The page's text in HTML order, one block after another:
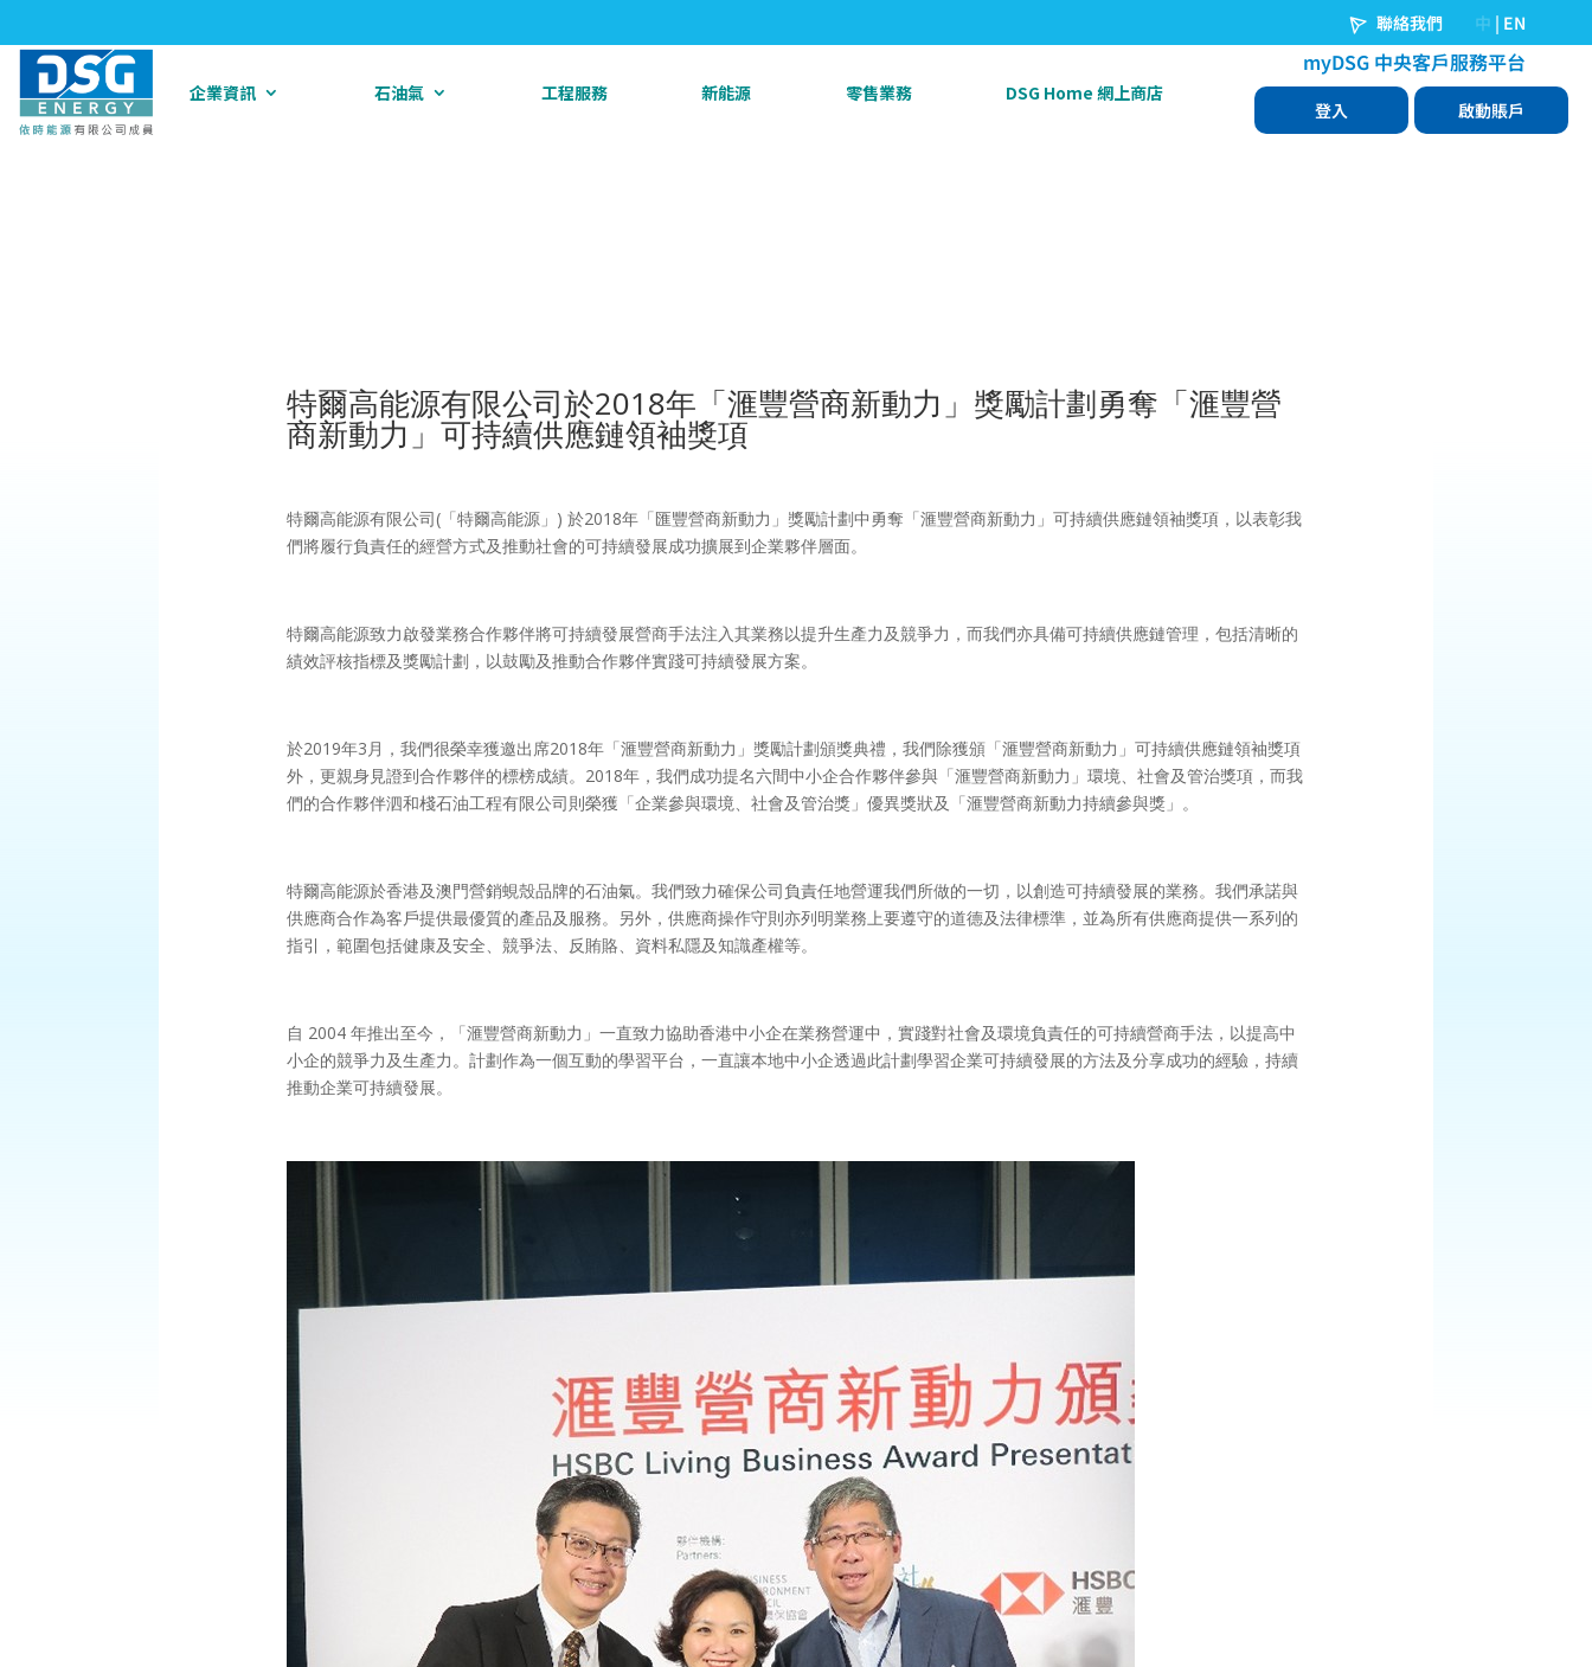
企業資訊 石油氣 工程服務 新能源 零售業務 DSG Home 網上商店
特爾高能源有限公司於2018年「滙豐營商新動力」獎勵計劃勇奪「滙豐營
商新動力」可持續供應鏈領袖獎項
特爾高能源有限公司(「特爾高能源」) 於2018年「匯豐營商新動力」獎勵計劃中勇奪「滙豐營商新動力」可持續供應鏈領袖獎項，以表彰我
們將履行負責任的經營方式及推動社會的可持續發展成功擴展到企業夥伴層面。
特爾高能源致力啟發業務合作夥伴將可持續發展營商手法注入其業務以提升生產力及競爭力，而我們亦具備可持續供應鏈管理，包括清晰的
績效評核指標及獎勵計劃，以鼓勵及推動合作夥伴實踐可持續發展方案。
於2019年3月，我們很榮幸獲邀出席2018年「滙豐營商新動力」獎勵計劃頒獎典禮，我們除獲頒「滙豐營商新動力」可持續供應鏈領袖獎項
外，更親身見證到合作夥伴的標榜成績。2018年，我們成功提名六間中小企合作夥伴參與「滙豐營商新動力」環境、社會及管治獎項，而我
們的合作夥伴泗和棧石油工程有限公司則榮獲「企業參與環境、社會及管治獎」優異獎狀及「滙豐營商新動力持續參與獎」。
特爾高能源於香港及澳門營銷蜆殼品牌的石油氣。我們致力確保公司負責任地營運我們所做的一切，以創造可持續發展的業務。我們承諾與
供應商合作為客戶提供最優質的產品及服務。另外，供應商操作守則亦列明業務上要遵守的道德及法律標準，並為所有供應商提供一系列的
指引，範圍包括健康及安全、競爭法、反賄賂、資料私隱及知識產權等。
自 2004 年推出至今，「滙豐營商新動力」一直致力協助香港中小企在業務營運中，實踐對社會及環境負責任的可持續營商手法，以提高中
小企的競爭力及生產力。計劃作為一個互動的學習平台，一直讓本地中小企透過此計劃學習企業可持續發展的方法及分享成功的經驗，持續
推動企業可持續發展。